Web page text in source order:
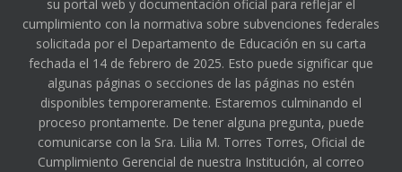
su portal web y documentación oficial para reflejar el
cumplimiento con la normativa sobre subvenciones federales
solicitada por el Departamento de Educación en su carta
fechada el 14 de febrero de 2025. Esto puede significar que
algunas páginas o secciones de las páginas no estén
disponibles temporeramente. Estaremos culminando el
proceso prontamente. De tener alguna pregunta, puede
comunicarse con la Sra. Lilia M. Torres Torres, Oficial de
Cumplimiento Gerencial de nuestra Institución, al correo